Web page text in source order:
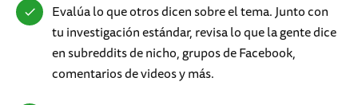
Evalúa lo que otros dicen sobre el tema. Junto con
tu investigación estándar, revisa lo que la gente dice
en subreddits de nicho, grupos de Facebook,
comentarios de videos y más.